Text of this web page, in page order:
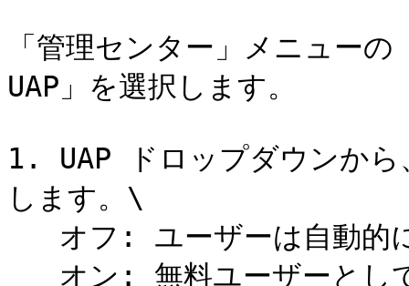
「管理センター」メニュー
UAP」を選択します。
1. UAP ドロップダウンから
します。\